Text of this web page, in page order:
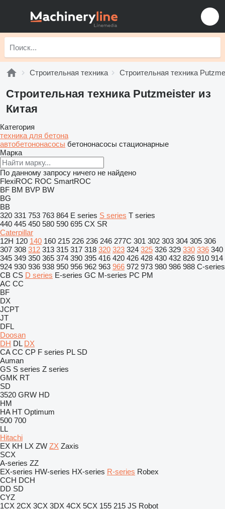
Строительная техника Строительная техника
Строительная техника Putzmeister из
Китая
Категория
техника для бетона
автобетононасосы бетононасосы стационарные
Марка
По данному запросу ничего не найдено
FlexiROC ROC SmartROC
BF BM BVP BW
BG
BB
320 331 753 763 864 E series S series T series
440 445 450 580 590 695 CX SR
Caterpillar
12H 120 140 160 215 226 236 246 277C 301 302 303 304 305 306
307 308 312 313 315 317 318 320 323 324 325 326 329 330 336 340
345 349 350 365 374 390 395 416 420 426 428 430 432 826 910 914
924 930 936 938 950 956 962 963 966 972 973 980 986 988 C-series
CB CS D series E-series GC M-series PC PM
AC CC
BF
DX
JCPT
JT
DFL
Doosan
DH DL DX
CA CC CP F series PL SD
Auman
GS S series Z series
GMK RT
SD
3520 GRW HD
HM
HA HT Optimum
500 700
LL
Hitachi
EX KH LX ZW ZX Zaxis
SCX
A-series ZZ
EX-series HW-series HX-series R-series Robex
CCH DCH
DD SD
CYZ
1CX 2CX 3CX 3DX 4CX 5CX 155 215 JS Robot